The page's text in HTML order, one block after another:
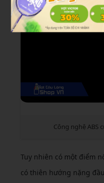
Công nghệ ABS
Tuy nhiên có một điểm
có thiên hướng nặng